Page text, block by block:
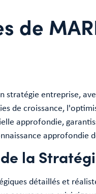
de
stratégie entreprise,
de croissance,
approfondie,
approfondie
la
détaillés et